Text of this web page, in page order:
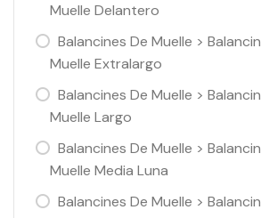
Muelle Delantero
Balancines De Muelle > Balancin
Muelle Extralargo
Balancines De Muelle > Balancin
Muelle Largo
Balancines De Muelle > Balancin
Muelle Media Luna
Balancines De Muelle > Balancin